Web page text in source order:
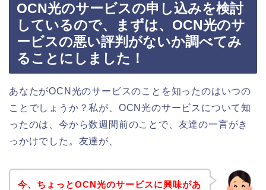
OCN光のサービスの申し込みを検討
しているので、まずは、OCN光のサ
ービスの悪い評判がないか調べてみ
ることにしました！
あなたがOCN光のサービスのことを知ったのはいつの
ことでしょうか？私が、OCN光のサービスについて知
ったのは、今から数週間前のことで、友達の一言がき
っかけでした。友達が、
今、ちょっとOCN光のサービスに興味があ